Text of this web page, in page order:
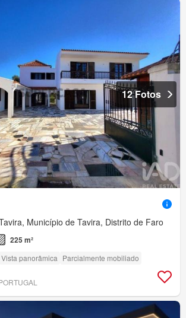
12 Fotos
Município de Tavira, Distrito de Faro
225 m²
Vista panorâmica Parcialmente mobiliado